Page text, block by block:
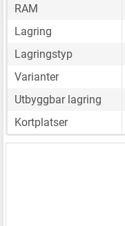
RAM
Lagring
Lagringstyp
Varianter
Utbyggbar lagring
Kortplatser